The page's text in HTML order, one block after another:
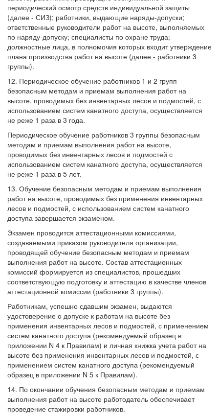
периодический осмотр средств индивидуальной защиты
(далее - СИЗ); работники, выдающие наряды-допуски;
ответственные руководители работ на высоте, выполняемых
по наряду-допуску; специалисты по охране труда;
должностные лица, в полномочия которых входит утверждение
плана производства работ на высоте (далее - работники 3
группы).
12. Периодическое обучение работников 1 и 2 групп
безопасным методам и приемам выполнения работ на
высоте, проводимых без инвентарных лесов и подмостей, с
использованием систем канатного доступа, осуществляется
не реже 1 раза в 3 года.
Периодическое обучение работников 3 группы безопасным
методам и приемам выполнения работ на высоте,
проводимых без инвентарных лесов и подмостей с
использованием систем канатного доступа, осуществляется
не реже 1 раза в 5 лет.
13. Обучение безопасным методам и приемам выполнения
работ на высоте, проводимых без применения инвентарных
лесов и подмостей, с использованием систем канатного
доступа завершается экзаменом.
Экзамен проводится аттестационными комиссиями,
создаваемыми приказом руководителя организации,
проводящей обучение безопасным методам и приемам
выполнения работ на высоте. Состав аттестационных
комиссий формируется из специалистов, прошедших
соответствующую подготовку и аттестацию в качестве членов
аттестационной комиссии (работники 3 группы).
Работникам, успешно сдавшим экзамен, выдаются
удостоверение о допуске к работам на высоте без
применения инвентарных лесов и подмостей, с применением
систем канатного доступа (рекомендуемый образец в
приложении N 4 к Правилам) и личная книжка учета работ на
высоте без применения инвентарных лесов и подмостей, с
применением систем канатного доступа (рекомендуемый
образец в приложении N 5 к Правилам).
14. По окончании обучения безопасным методам и приемам
выполнения работ на высоте работодатель обеспечивает
проведение стажировки работников.